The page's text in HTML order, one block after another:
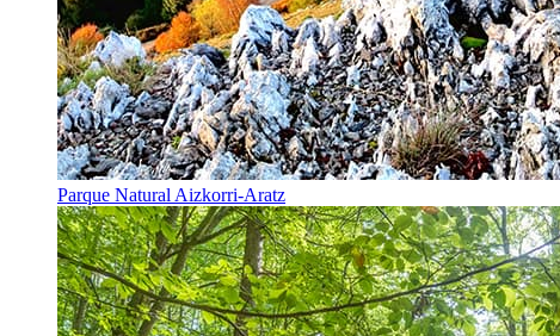
Parque Natural Aizkorri-Aratz